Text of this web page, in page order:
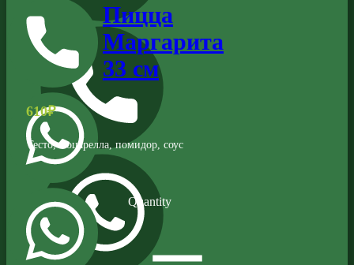
Пицца
Маргарита
33 см
610₽
Тесто, моцарелла, помидор, соус
Quantity